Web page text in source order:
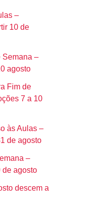
–
10 de
Semana –
agosto
Fim de
7 a 10
às Aulas –
de agosto
–
de agosto
descem a